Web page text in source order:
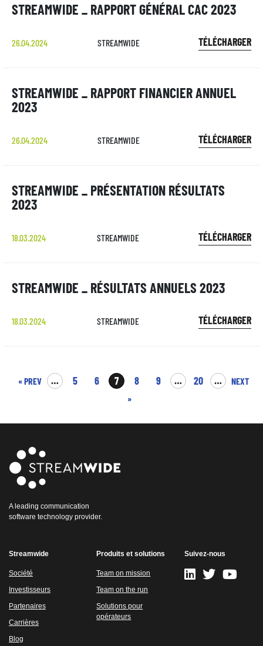
STREAMWIDE _ RAPPORT GÉNÉRAL CAC 2023
26.04.2024 STREAMWIDE TÉLÉCHARGER
STREAMWIDE _ RAPPORT FINANCIER ANNUEL
2023
26.04.2024 STREAMWIDE TÉLÉCHARGER
STREAMWIDE _ PRÉSENTATION RÉSULTATS
2023
18.03.2024 STREAMWIDE TÉLÉCHARGER
STREAMWIDE _ RÉSULTATS ANNUELS 2023
18.03.2024 STREAMWIDE TÉLÉCHARGER
« PREV … 5 6 7 8 9 … 20 …
NEXT
»
A leading communication
software technology provider.
Streamwide
Société
Investisseurs
Partenaires
Carrières
Blog
Produits et solutions
Team on mission
Team on the run
Solutions pour
opérateurs
Suivez-nous